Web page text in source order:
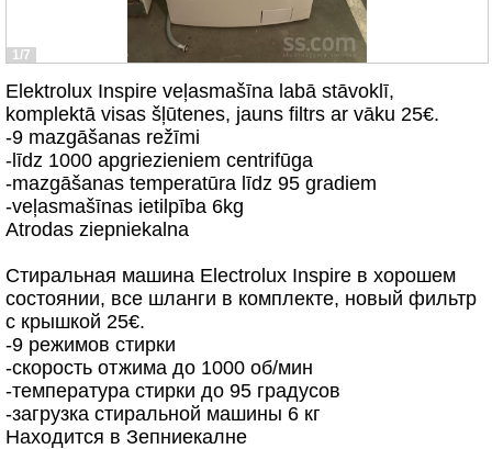
1/7
Elektrolux Inspire veļasmašīna labā stāvoklī,
komplektā visas šļūtenes, jauns filtrs ar vāku 25€.
-9 mazgāšanas režīmi
-līdz 1000 apgriezieniem centrifūga
-mazgāšanas temperatūra līdz 95 gradiem
-veļasmašīnas ietilpība 6kg
Atrodas ziepniekalna
Стиральная машина Electrolux Inspire в хорошем
состоянии, все шланги в комплекте, новый фильтр
с крышкой 25€.
-9 режимов стирки
-скорость отжима до 1000 об/мин
-температура стирки до 95 градусов
-загрузка стиральной машины 6 кг
Находится в Зепниекалне